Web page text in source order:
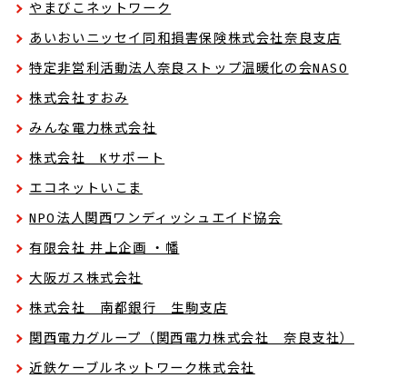
やまびこネットワーク
あいおいニッセイ同和損害保険株式会社奈良支店
特定非営利活動法人奈良ストップ温暖化の会NASO
株式会社すおみ
みんな電力株式会社
株式会社 Kサポート
エコネットいこま
NPO法人関西ワンディッシュエイド協会
有限会社 井上企画 ・幡
大阪ガス株式会社
株式会社 南都銀行 生駒支店
関西電力グループ（関西電力株式会社 奈良支社）
近鉄ケーブルネットワーク株式会社